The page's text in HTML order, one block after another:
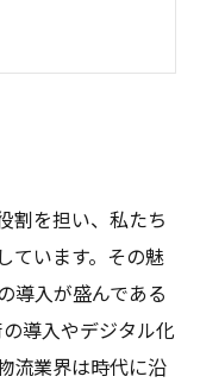
くメリットと
サービスの展
割を担い、私たち
ています。その魅
導入が盛んである
導入やデジタル化
流業界は時代に沿